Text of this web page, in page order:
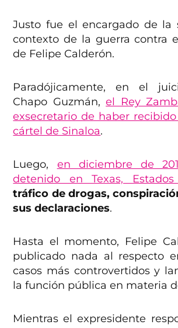
Justo fue el encargado de la
contexto de la guerra contra
de Felipe Calderón.
Paradójicamente, en el
Chapo Guzmán,el Rey
exsecretario de haber
cártel de Sinaloa.
Luego, en diciembre de
detenido en Texas, Estados
tráfico de drogas,
sus declaraciones.
Hasta el momento, Felipe
publicado nada al respecto
casos más controvertidos y
la función pública en materia
Mientras el expresidente